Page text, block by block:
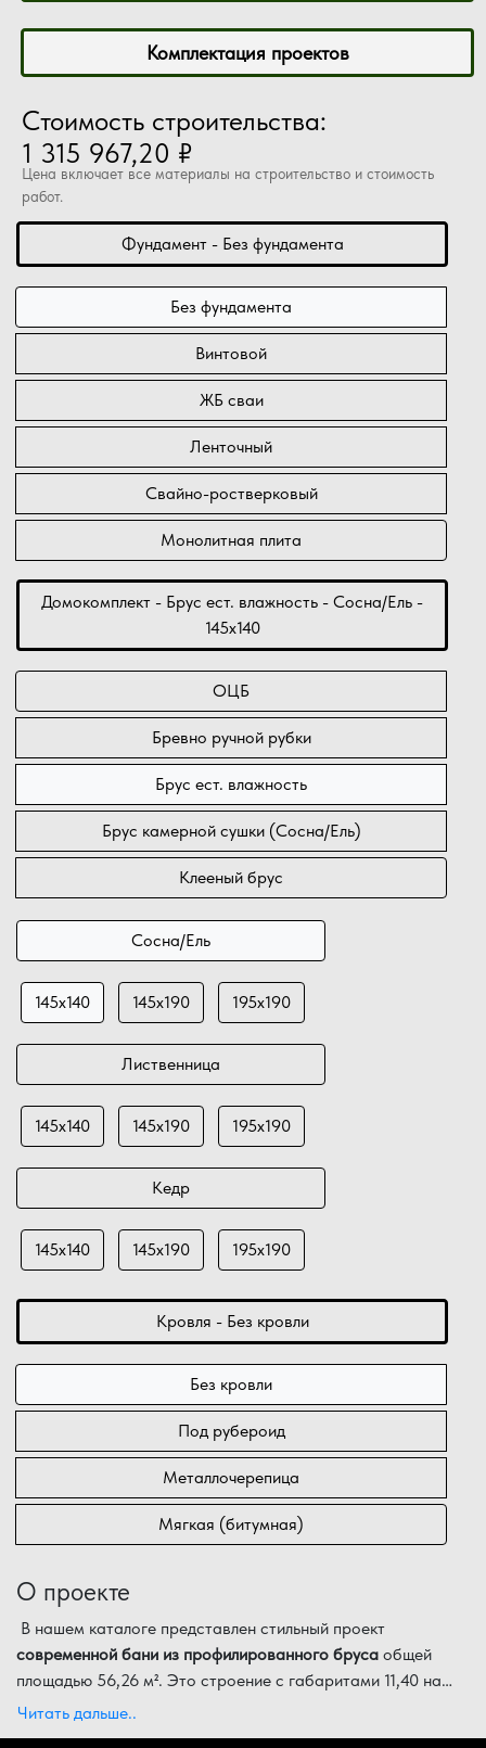
Комплектация проектов
Стоимость строительства:
1 315 967,20 ₽
Цена включает все материалы на строительство и стоимость
работ.
Фундамент - Без фундамента
Без фундамента
Винтовой
ЖБ сваи
Ленточный
Свайно-ростверковый
Монолитная плита
Домокомплект - Брус ест. влажность - Сосна/Ель -
145х140
ОЦБ
Бревно ручной рубки
Брус ест. влажность
Брус камерной сушки (Сосна/Ель)
Клееный брус
Сосна/Ель
145х140 145х190 195х190
Лиственница
145х140 145х190 195х190
Кедр
145х140 145х190 195х190
Кровля - Без кровли
Без кровли
Под рубероид
Металлочерепица
Мягкая (битумная)
О проекте
В нашем каталоге представлен стильный проект
современной бани из профилированного бруса общей
площадью 56,26 м². Это строение с габаритами 11,40 на
5,40 метров спроектировано с учетом последних трендов
Детальная экспликация помещений проекта:
Читать дальше..